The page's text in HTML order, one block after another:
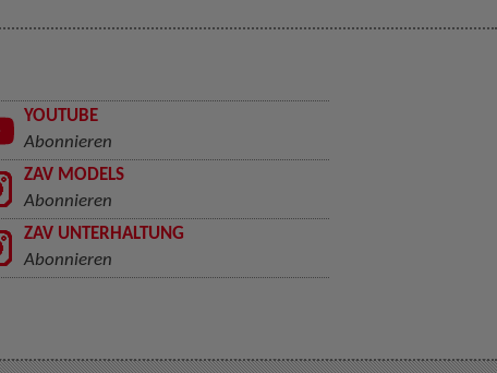
YOUTUBE
Abonnieren
ZAV MODELS
Abonnieren
ZAV UNTERHALTUNG
Abonnieren